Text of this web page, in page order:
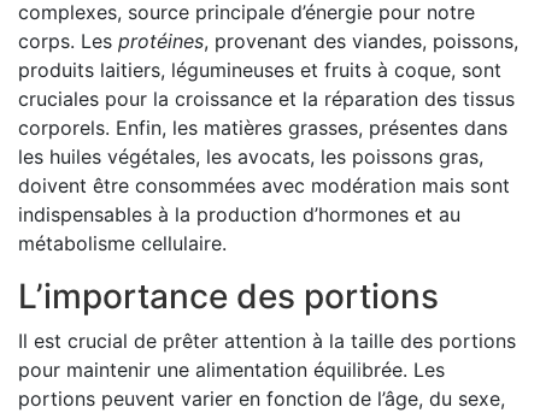
complexes, source principale d’énergie pour notre
corps. Les protéines, provenant des viandes, poissons,
produits laitiers, légumineuses et fruits à coque, sont
cruciales pour la croissance et la réparation des tissus
corporels. Enfin, les matières grasses, présentes dans
les huiles végétales, les avocats, les poissons gras,
doivent être consommées avec modération mais sont
indispensables à la production d’hormones et au
métabolisme cellulaire.
L’importance des portions
Il est crucial de prêter attention à la taille des portions
pour maintenir une alimentation équilibrée. Les
portions peuvent varier en fonction de l’âge, du sexe,